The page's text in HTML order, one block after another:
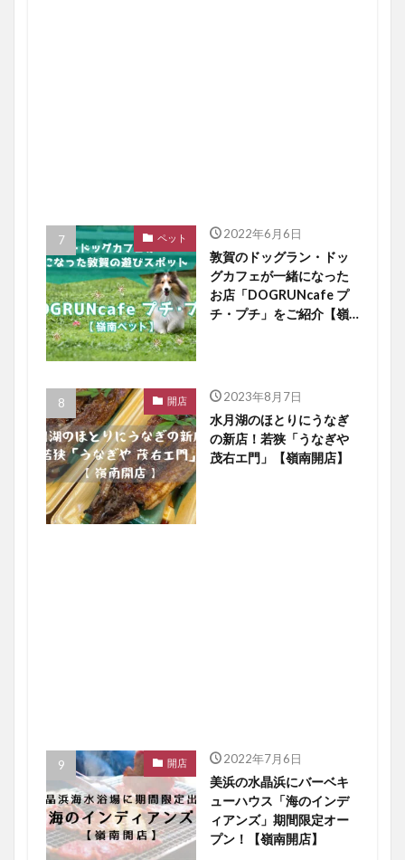
ペット 2022年6月6日
敦賀のドッグラン・ドッ
グカフェが一緒になった
お店「DOGRUNcafe プ
チ・プチ」をご紹介【嶺
開店 2023年8月7日
水月湖のほとりにうなぎ
の新店！若狭「うなぎや
茂右エ門」【嶺南開店】
開店 2022年7月6日
美浜の水晶浜にバーベキ
ューハウス「海のインデ
ィアンズ」期間限定オー
プン！【嶺南開店】